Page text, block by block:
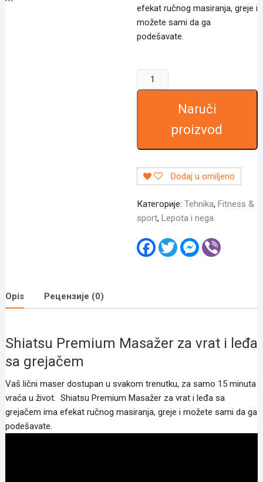
efekat ručnog masiranja, greje i
možete sami da ga
podešavate.
Shiatsu
Premium
Naruči
proizvod
Dodaj u omiljeno
Категорије: Tehnika, Fitness &
sport, Lepota i nega
F
a
k
T
w
M
e
e
V
i
Opis
Рецензије (0)
Shiatsu Premium Masažer za vrat i leđa
sa grejačem
Vaš lični maser dostupan u svakom trenutku, za samo 15 minuta
vraća u život. Shiatsu Premium Masažer za vrat i leđa sa
grejačem ima efekat ručnog masiranja, greje i možete sami da ga
podešavate.